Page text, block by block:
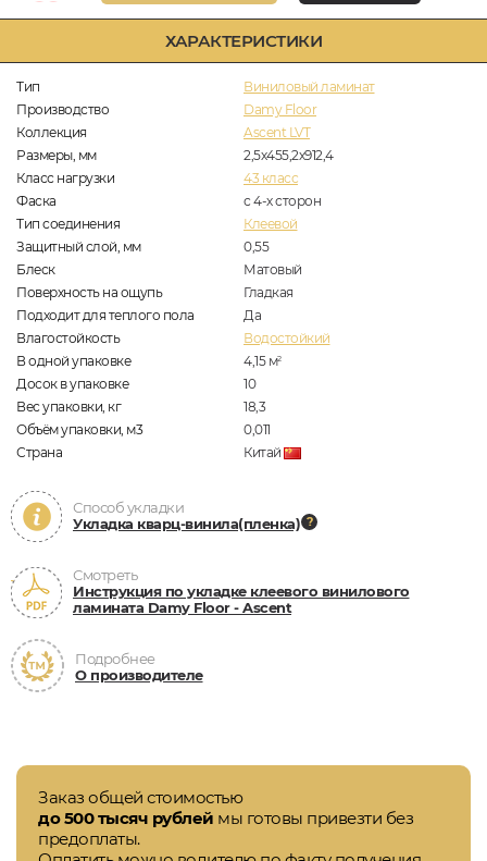
ХАРАКТЕРИСТИКИ
Тип
Виниловый ламинат
Производство
Damy Floor
Коллекция
Ascent LVT
Размеры, мм
2,5х455,2х912,4
Класс нагрузки
43 класс
Фаска
с 4-х сторон
Тип соединения
Клеевой
Защитный слой, мм
0,55
Блеск
Матовый
Поверхность на ощупь
Гладкая
Подходит для теплого пола
Да
Влагостойкость
Водостойкий
В одной упаковке
4,15 м2
Досок в упаковке
10
Вес упаковки, кг
18,3
Объём упаковки, м3
0,011
Страна
Китай
Способ укладки
Укладка кварц-винила(пленка)
Смотреть
Инструкция по укладке клеевого винилового
ламината Damy Floor - Ascent
Подробнее
О производителе
Заказ общей стоимостью
до 500 тысяч рублей мы готовы привезти без
предоплаты.